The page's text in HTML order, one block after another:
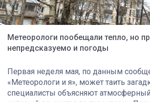
Метеорологи пообещали тепло, но
непредсказуемо и погоды
Первая неделя мая, по данным
«Метеорологи и я», может таить
специалисты объясняют